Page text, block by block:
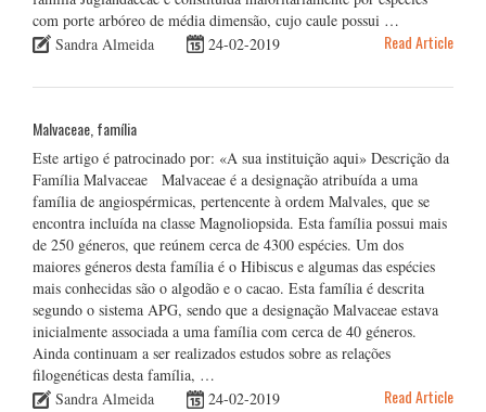
com porte arbóreo de média dimensão, cujo caule possui …
Sandra Almeida
24-02-2019 Read Article
Malvaceae, família
Este artigo é patrocinado por: «A sua instituição aqui» Descrição da
Família Malvaceae Malvaceae é a designação atribuída a uma
família de angiospérmicas, pertencente à ordem Malvales, que se
encontra incluída na classe Magnoliopsida. Esta família possui mais
de 250 géneros, que reúnem cerca de 4300 espécies. Um dos
maiores géneros desta família é o Hibiscus e algumas das espécies
mais conhecidas são o algodão e o cacao. Esta família é descrita
segundo o sistema APG, sendo que a designação Malvaceae estava
inicialmente associada a uma família com cerca de 40 géneros.
Ainda continuam a ser realizados estudos sobre as relações
filogenéticas desta família, …
Sandra Almeida
24-02-2019 Read Article